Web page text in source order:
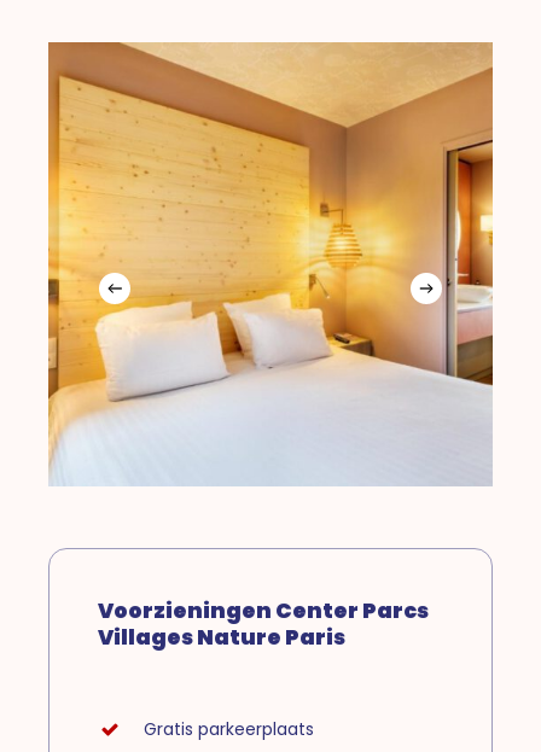
Voorzieningen Center Parcs
Villages Nature Paris
Gratis parkeerplaats